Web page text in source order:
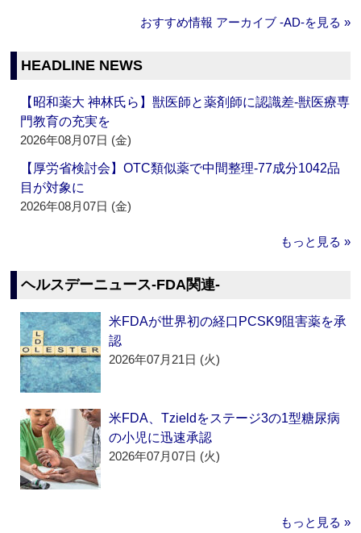
おすすめ情報 アーカイブ ‐AD‐を見る »
HEADLINE NEWS
【昭和薬大 神林氏ら】獣医師と薬剤師に認識差‐獣医療専
門教育の充実を
2026年08月07日 (金)
【厚労省検討会】OTC類似薬で中間整理‐77成分1042品
目が対象に
2026年08月07日 (金)
もっと見る »
ヘルスデーニュース‐FDA関連‐
米FDAが世界初の経口PCSK9阻害薬を承
認
2026年07月21日 (火)
米FDA、Tzieldをステージ3の1型糖尿病
の小児に迅速承認
2026年07月07日 (火)
もっと見る »